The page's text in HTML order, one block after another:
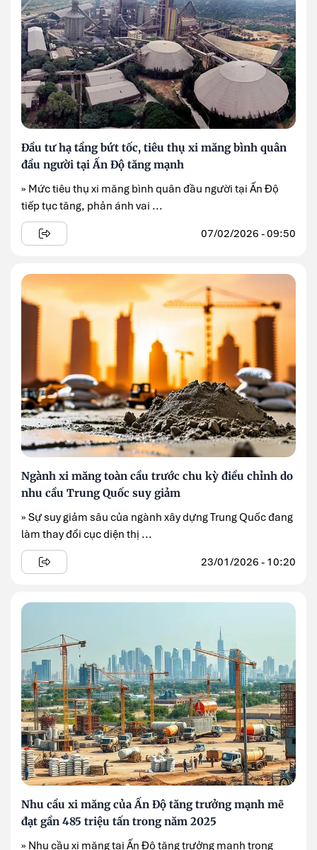
Đầu tư hạ tầng bứt tốc, tiêu thụ xi măng bình quân
đầu người tại Ấn Độ tăng mạnh
» Mức tiêu thụ xi măng bình quân đầu người tại Ấn Độ
tiếp tục tăng, phản ánh vai ...
07/02/2026 - 09:50
Ngành xi măng toàn cầu trước chu kỳ điều chỉnh do
nhu cầu Trung Quốc suy giảm
» Sự suy giảm sâu của ngành xây dựng Trung Quốc đang
làm thay đổi cục diện thị ...
23/01/2026 - 10:20
Nhu cầu xi măng của Ấn Độ tăng trưởng mạnh mẽ
đạt gần 485 triệu tấn trong năm 2025
» Nhu cầu xi măng tại Ấn Độ tăng trưởng mạnh trong